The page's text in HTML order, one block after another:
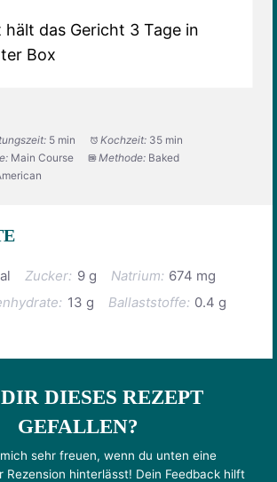
hält das Gericht 3 Tage in
Box
5 min Kochzeit: 35 min
Main Course Methode: Baked
Zucker: 9 g Natrium: 674 mg
13 g Ballaststoffe: 0.4 g
DIESES REZEPT
GEFALLEN?
sehr freuen, wenn du unten eine
Rezension hinterlässt! Dein Feedback hilft